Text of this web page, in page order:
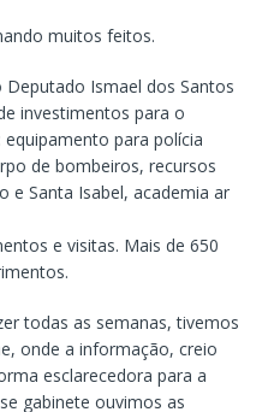
muitos feitos.
Ismael dos Santos
investimentos para o
para polícia
de bombeiros, recursos
e Santa Isabel, academia ar
e visitas. Mais de 650
todas as semanas, tivemos
onde a informação, creio
esclarecedora para a
gabinete ouvimos as